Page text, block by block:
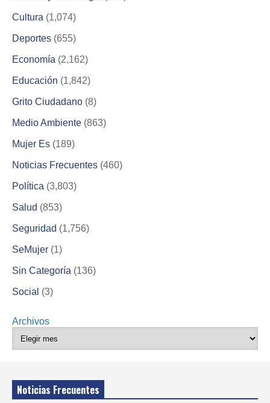
Cultura (1,074)
Deportes (655)
Economía (2,162)
Educación (1,842)
Grito Ciudadano (8)
Medio Ambiente (863)
Mujer Es (189)
Noticias Frecuentes (460)
Política (3,803)
Salud (853)
Seguridad (1,756)
SeMujer (1)
Sin Categoría (136)
Social (3)
Archivos
Noticias Frecuentes